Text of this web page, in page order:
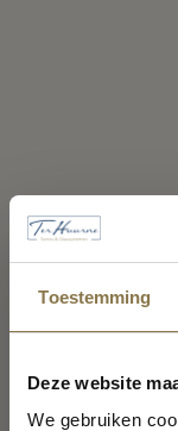
Toestemming
Deze website
We gebruiken